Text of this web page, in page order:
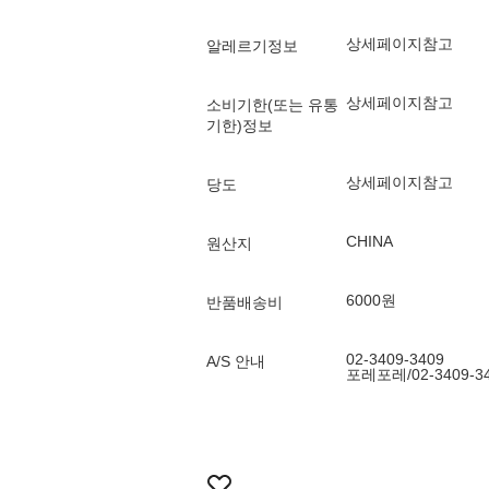
알레르기정보 상세페이지참고
소비기한(또는 유통
기한)정보
상세페이지참고
당도 상세페이지참고
원산지 CHINA
반품배송비 6000원
A/S 안내
02-3409-3409
포레포레/02-3409-